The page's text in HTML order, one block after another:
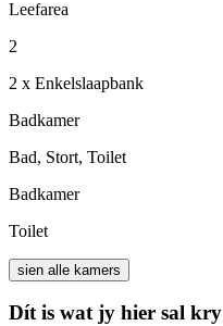
Leefarea
2
2 x Enkelslaapbank
Badkamer
Bad, Stort, Toilet
Badkamer
Toilet
sien alle kamers
Dít is wat jy hier sal kry